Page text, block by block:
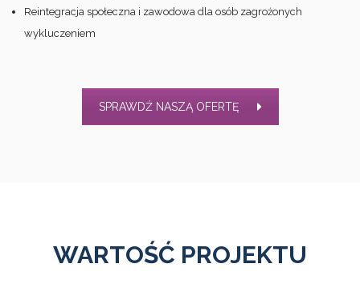
Reintegracja społeczna i zawodowa dla osób zagrożonych
wykluczeniem
SPRAWDŹ NASZĄ OFERTĘ
WARTOŚĆ PROJEKTU